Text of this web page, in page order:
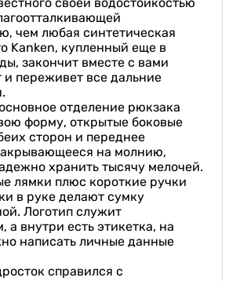
чем любая синтетическая
Kanken, купленный еще в
закончит вместе с вами
и переживет все дальние
отделение рюкзака
форму, открытые боковые
сторон и переднее
на молнию,
хранить тысячу мелочей.
лямки плюс короткие ручки
в руке делают сумку
Логотип служит
а внутри есть этикетка, на
написать личные данные
справился с